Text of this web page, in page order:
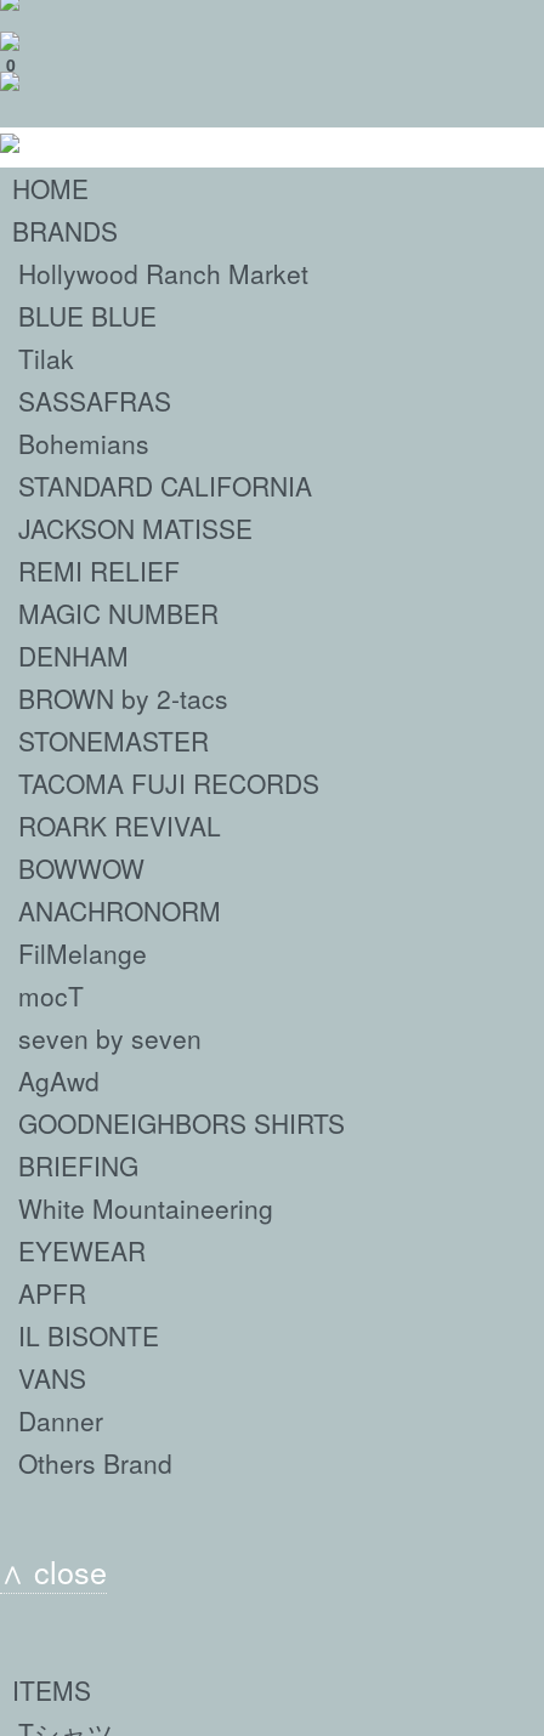
0
HOME
BRANDS
Hollywood Ranch Market
BLUE BLUE
Tilak
SASSAFRAS
Bohemians
STANDARD CALIFORNIA
JACKSON MATISSE
REMI RELIEF
MAGIC NUMBER
DENHAM
BROWN by 2-tacs
STONEMASTER
TACOMA FUJI RECORDS
ROARK REVIVAL
BOWWOW
ANACHRONORM
FilMelange
mocT
seven by seven
AgAwd
GOODNEIGHBORS SHIRTS
BRIEFING
White Mountaineering
EYEWEAR
APFR
IL BISONTE
VANS
Danner
Others Brand
∧ close
ITEMS